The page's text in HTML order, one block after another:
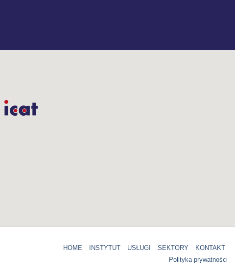
HOME INSTYTUT USŁUGI SEKTORY
KONTAKT
Polityka prywatności